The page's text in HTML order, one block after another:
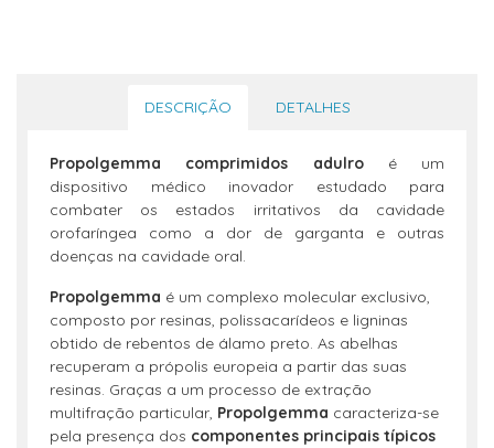
DESCRIÇÃO DETALHES
Propolgemma comprimidos adulro
é um
dispositivo médico inovador estudado para
combater os estados irritativos da cavidade
orofaríngea como a dor de garganta e outras
doenças na cavidade oral.
Propolgemma é um complexo molecular exclusivo,
composto por resinas, polissacarídeos e ligninas
obtido de rebentos de álamo preto. As abelhas
recuperam a própolis europeia a partir das suas
resinas. Graças a um processo de extração
multifração particular, Propolgemma caracteriza-se
pela presença dos componentes principais típicos